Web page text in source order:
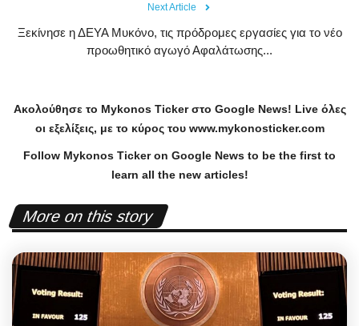
Next Article
Ξεκίνησε η ΔΕΥΑ Μυκόνο, τις πρόδρομες εργασίες για το νέο
προωθητικό αγωγό Αφαλάτωσης...
Ακολούθησε το Mykonos Tickerστο Google News! Liveόλες
οι εξελίξεις, με το κύρος του www.mykonosticker.com
Follow Mykonos Ticker on Google News to be the first to
learn all the new articles!
More on this story